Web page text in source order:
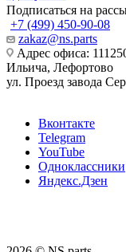
Подписаться на
+7 (499) 450-90-08
zakaz@ns.parts
Адрес офиса:
Ильича, Лефортово
ул. Проезд завода
Вконтакте
Telegram
YouTube
Одноклассники
Яндекс.Дзен